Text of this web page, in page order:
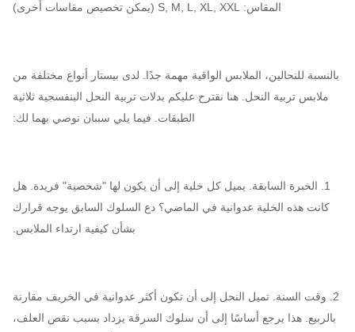
المقاس: S, M, L, XL, XXL (يمكن تخصيص مقاسات أخرى)
بالنسبة للنحالين، الملابس الواقية مهمة جدًا. لدى بيستار أنواع مختلفة من
ملابس تربية النحل. هنا نقترح عليكم بدلات تربية النحل البنفسجية ثلاثية
الطبقات. فيما يلي سببان نوصي بهما لك:
1. الخبرة السابقة. يميل كل خلية إلى أن يكون لها "شخصية" فريدة. هل
كانت هذه الخلية عدوانية في الماضي؟ دع السلوك السابق يوجه قرارك
بشأن كيفية ارتداء الملابس.
2. وقت السنة. تميل النحل إلى أن تكون أكثر عدوانية في الخريف مقارنة
بالربيع. هذا يرجع أساسًا إلى أن سلوك السرقة يزداد بسبب نقص العلف،